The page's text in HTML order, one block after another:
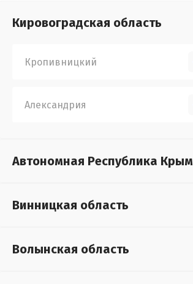
Кировоградская область
Кропивницкий
Александрия
Автономная Республика Крым
Винницкая область
Волынская область